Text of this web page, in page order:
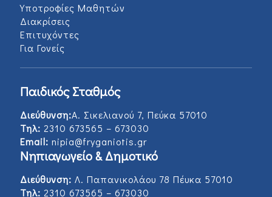
Υποτροφίες Μαθητών
Διακρίσεις
Επιτυχόντες
Για Γονείς
Παιδικός Σταθμός
Διεύθυνση:Α. Σικελιανού 7, Πεύκα 57010
Τηλ: 2310 673565 – 673030
Email: nipia@fryganiotis.gr
Νηπιαγωγείο & Δημοτικό
Διεύθυνση: Λ. Παπανικολάου 78 Πέυκα 57010
Τηλ: 2310 673565 – 673030